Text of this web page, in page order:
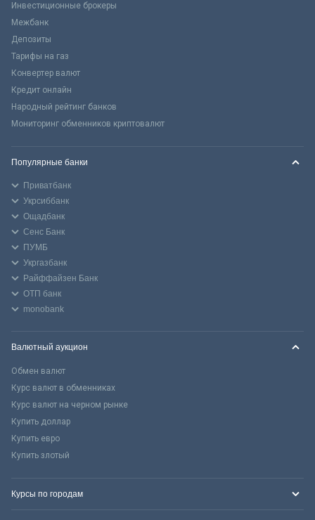
Инвестиционные брокеры
Межбанк
Депозиты
Тарифы на газ
Конвертер валют
Кредит онлайн
Народный рейтинг банков
Мониторинг обменников криптовалют
Популярные банки
Приватбанк
Укрсиббанк
Ощадбанк
Сенс Банк
ПУМБ
Укргазбанк
Райффайзен Банк
ОТП банк
monobank
Валютный аукцион
Обмен валют
Курс валют в обменниках
Курс валют на черном рынке
Купить доллар
Купить евро
Купить злотый
Курсы по городам